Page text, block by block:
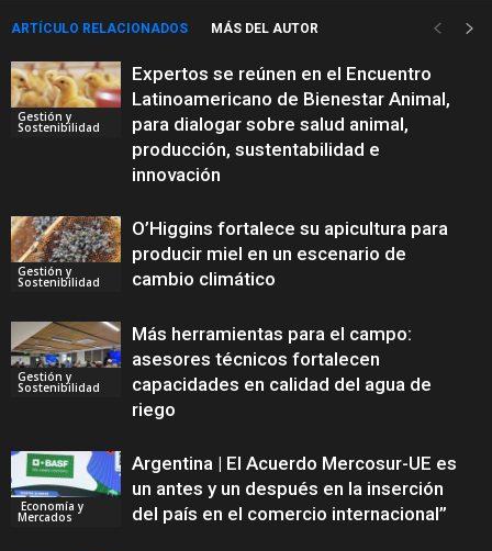
ARTÍCULO RELACIONADOS MÁS DEL AUTOR
Gestión y
Sostenibilidad
Expertos se reúnen en el Encuentro
Latinoamericano de Bienestar Animal,
para dialogar sobre salud animal,
producción, sustentabilidad e
innovación
Gestión y
Sostenibilidad
O’Higgins fortalece su apicultura para
producir miel en un escenario de
cambio climático
Gestión y
Sostenibilidad
Más herramientas para el campo:
asesores técnicos fortalecen
capacidades en calidad del agua de
riego
Economía y
Mercados
Argentina | El Acuerdo Mercosur-UE es
un antes y un después en la inserción
del país en el comercio internacional”